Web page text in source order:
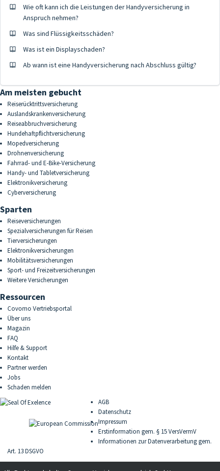
Wie oft kann ich die Leistungen der Handyversicherung in
Anspruch nehmen?
Was sind Flüssigkeitsschäden?
Was ist ein Displayschaden?
Ab wann ist eine Handyversicherung nach Abschluss gültig?
Am meisten gebucht
Reiserücktrittsversicherung
Auslandskrankenversicherung
Reiseabbruchversicherung
Hundehaftpflichtversicherung
Mopedversicherung
Drohnenversicherung
Fahrrad- und E-Bike-Versicherung
Handy- und Tabletversicherung
Elektronikversicherung
Cyberversicherung
Sparten
Reiseversicherungen
Spezialversicherungen für Reisen
Tierversicherungen
Elektronikversicherungen
Mobilitätsversicherungen
Sport- und Freizeitversicherungen
Weitere Versicherungen
Ressourcen
Covomo Vertriebsportal
Über uns
Magazin
FAQ
Hilfe & Support
Kontakt
Partner werden
Jobs
Schaden melden
AGB
Datenschutz
Impressum
Erstinformation gem. § 15 VersVermV
Informationen zur Datenverarbeitung gem.
Art. 13 DSGVO